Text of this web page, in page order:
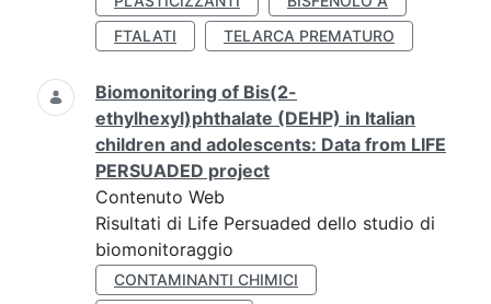
FTALATI
TELARCA PREMATURO
Biomonitoring of Bis(2-
ethylhexyl)phthalate (DEHP) in Italian
children and adolescents: Data from LIFE
PERSUADED project
Contenuto Web
Risultati di Life Persuaded dello studio di
biomonitoraggio
CONTAMINANTI CHIMICI